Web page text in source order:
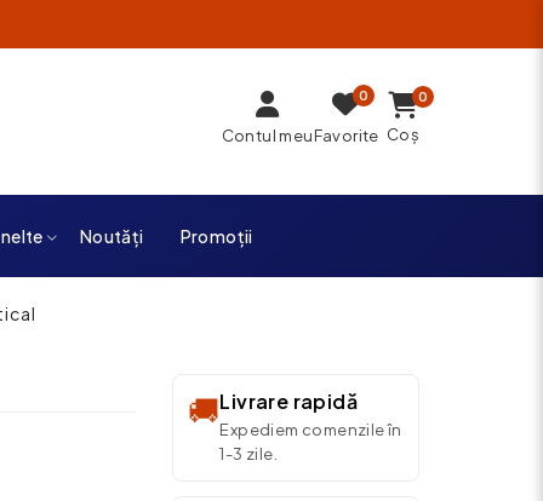
Contul meuFavorite
0
Coș
0
Noutăți Promoții
🚚Livrare rapidă
Expediem comenzile în
1-3 zile.